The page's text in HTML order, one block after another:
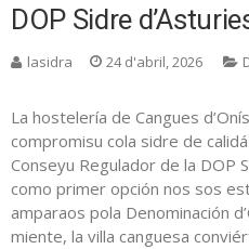
DOP Sidre
lasidra 24 d'abril, 2026
La hostelería de Cangues
compromisu cola sidre de
Conseyu Regulador de la DOP
como primer opción nos sos
amparaos pola Denominación
miente, la villa canguesa